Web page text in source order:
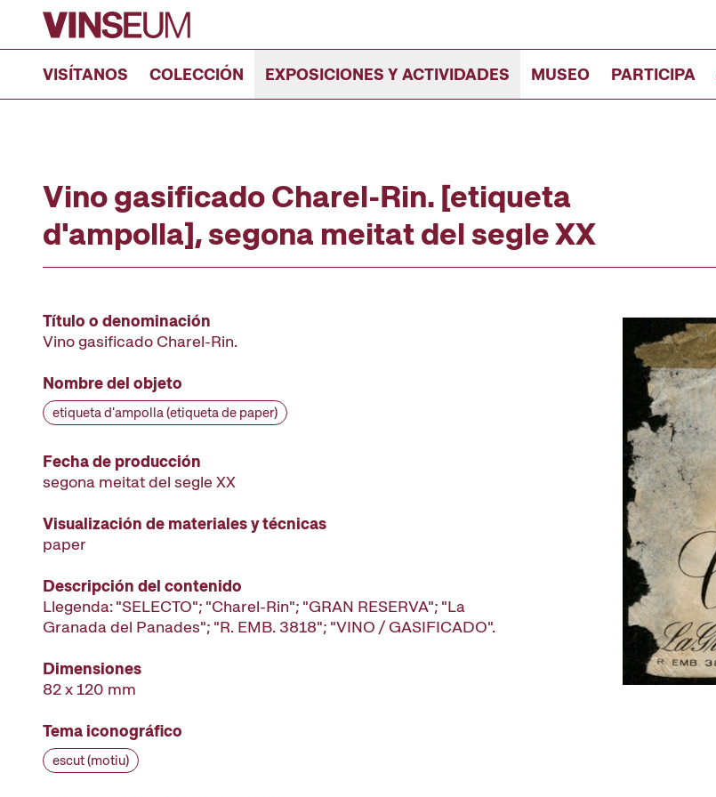
Ir al contenido
VISÍTANOS COLECCIÓN EXPOSICIONES Y ACTIVIDADES MUSEO PARTICIPA
Vino gasificado Charel-Rin. [etiqueta
d'ampolla], segona meitat del segle XX
Título o denominación
Vino gasificado Charel-Rin.
Nombre del objeto
etiqueta d'ampolla (etiqueta de paper)
Fecha de producción
segona meitat del segle XX
Visualización de materiales y técnicas
paper
Descripción del contenido
Llegenda: "SELECTO"; "Charel-Rin"; "GRAN RESERVA"; "La
Granada del Panades"; "R. EMB. 3818"; "VINO / GASIFICADO".
Dimensiones
82 x 120 mm
Tema iconográfico
escut (motiu)